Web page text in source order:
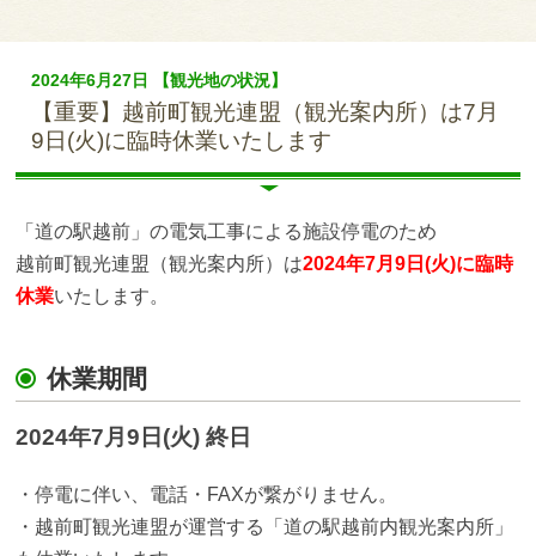
2024年6月27日 【観光地の状況】
【重要】越前町観光連盟（観光案内所）は7月
9日(火)に臨時休業いたします
「道の駅越前」の電気工事による施設停電のため
越前町観光連盟（観光案内所）は2024年7月9日(火)に臨時
休業いたします。
休業期間
2024年7月9日(火) 終日
・停電に伴い、電話・FAXが繋がりません。
・越前町観光連盟が運営する「道の駅越前内観光案内所」